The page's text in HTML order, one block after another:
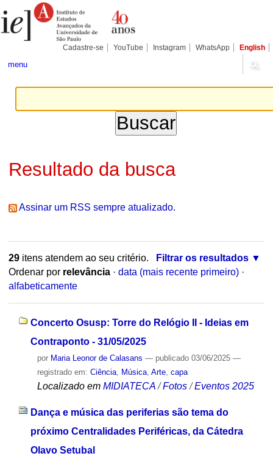
para
conteúdo.
Pessoais
Cadastre-se YouTube Instagram WhatsApp English
menu
Resultado da busca
Assinar um RSS sempre atualizado.
29itens atendem ao seu critério.
Filtrar os resultados
Ordenar por relevância · data (mais recente primeiro) ·
alfabeticamente
Concerto Osusp: Torre do Relógio II - Ideias em
Contraponto - 31/05/2025
por Maria Leonor de Calasans — publicado03/06/2025 —
registrado em: Ciência, Música, Arte, capa
Localizado em MIDIATECA /Fotos /Eventos 2025
Dança e música das periferias são tema do
próximo Centralidades Periféricas, da Cátedra
Olavo Setubal